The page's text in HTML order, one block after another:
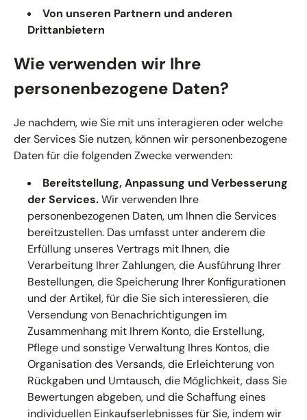
Von unseren Partnern und anderen
Drittanbietern
Wie verwenden wir Ihre
personenbezogene Daten?
Je nachdem, wie Sie mit uns interagieren oder welche
der Services Sie nutzen, können wir personenbezogene
Daten für die folgenden Zwecke verwenden:
Bereitstellung, Anpassung und Verbesserung
der Services.Wir verwenden Ihre
personenbezogenen Daten, um Ihnen die Services
bereitzustellen. Das umfasst unter anderem die
Erfüllung unseres Vertrags mit Ihnen, die
Verarbeitung Ihrer Zahlungen, die Ausführung Ihrer
Bestellungen, die Speicherung Ihrer Konfigurationen
und der Artikel, für die Sie sich interessieren, die
Versendung von Benachrichtigungen im
Zusammenhang mit Ihrem Konto, die Erstellung,
Pflege und sonstige Verwaltung Ihres Kontos, die
Organisation des Versands, die Erleichterung von
Rückgaben und Umtausch, die Möglichkeit, dass Sie
Bewertungen abgeben, und die Schaffung eines
individuellen Einkaufserlebnisses für Sie, indem wir